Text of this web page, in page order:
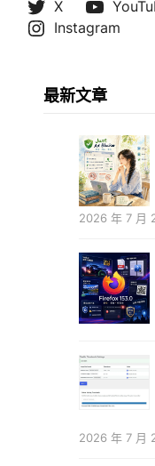
X
Instagram
最新文章
2026 年 7 月
2026 年 7 月